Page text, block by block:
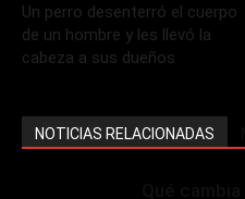
Un perro desenterró el cuerpo
de un hombre y les llevó la
cabeza a sus dueños
NOTICIAS RELACIONADAS